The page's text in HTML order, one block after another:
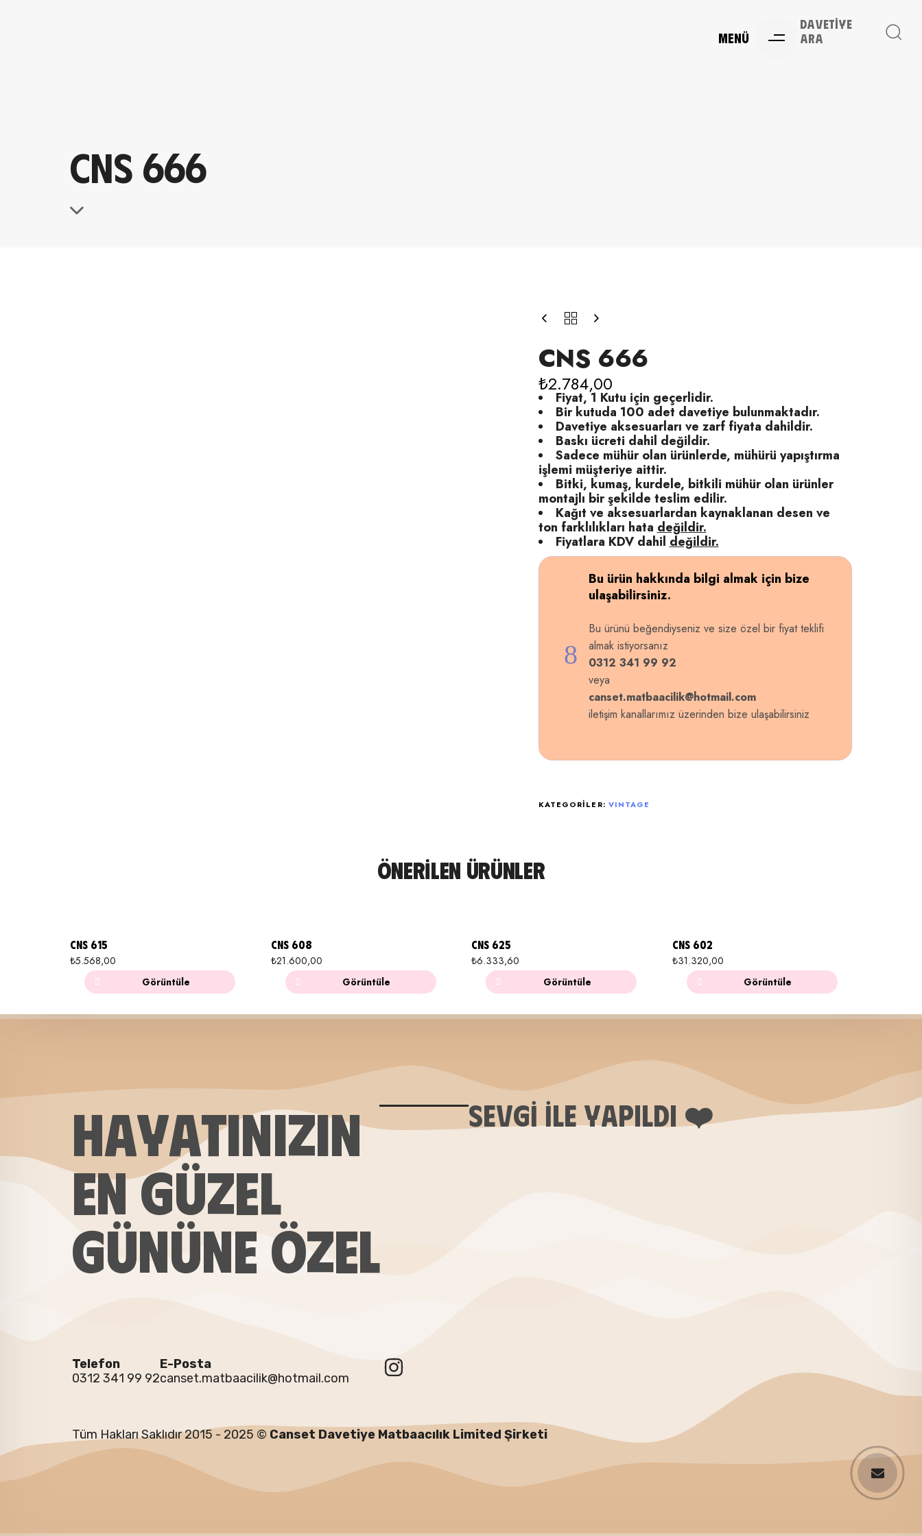
MENÜ
Davetiye
Ara
CNS 666
CNS 666
₺2.784,00
Fiyat, 1 Kutu için geçerlidir.
Bir kutuda 100 adet davetiye bulunmaktadır.
Davetiye aksesuarları ve zarf fiyata dahildir.
Baskı ücreti dahil değildir.
Sadece mühür olan ürünlerde, mühürü yapıştırma
işlemi müşteriye aittir.
Bitki, kumaş, kurdele, bitkili mühür olan ürünler
montajlı bir şekilde teslim edilir.
Kağıt ve aksesuarlardan kaynaklanan desen ve
ton farklılıkları hatadeğildir.
Fiyatlara KDV dahildeğildir.
Bu ürün hakkında bilgi almak için bize
ulaşabilirsiniz.
Bu ürünü beğendiyseniz ve size özel bir fiyat teklifi
almak istiyorsanız
0312 341 99 92
veya
canset.matbaacilik@hotmail.com
iletişim kanallarımız üzerinden bize ulaşabilirsiniz
KATEGORILER: VINTAGE
ÖNERILEN ÜRÜNLER
CNS 615
₺5.568,00
Görüntüle
CNS 608
₺21.600,00
Görüntüle
CNS 625
₺6.333,60
Görüntüle
CNS 602
₺31.320,00
Görüntüle
HAYATINIZIN
EN GÜZEL
GÜNÜNE ÖZEL
SEVGI ILE YAPILDI ❤️
Telefon
0312 341 99 92
E-Posta
canset.matbaacilik@hotmail.com
Tüm Hakları Saklıdır 2015 - 2025 © Canset Davetiye Matbaacılık Limited Şirketi